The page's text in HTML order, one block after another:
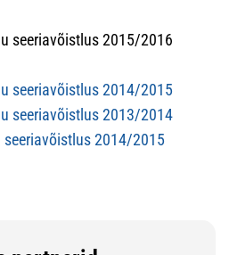
seeriavõistlus 2015/2016
seeriavõistlus 2014/2015
seeriavõistlus 2013/2014
2014/2015